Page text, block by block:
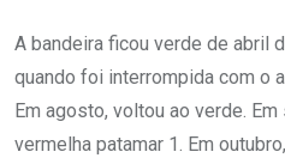
A bandeira ficou verde de abril
quando foi interrompida com o
Em agosto, voltou ao verde.
vermelha patamar 1. Em